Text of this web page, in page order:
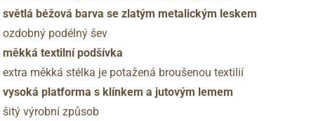
světlá béžová barva se zlatým metalickým leskem
ozdobný podélný šev
měkká textilní podšívka
extra měkká stélka je potažená broušenou textilií
vysoká platforma s klínkem a jutovým lemem
šitý výrobní způsob